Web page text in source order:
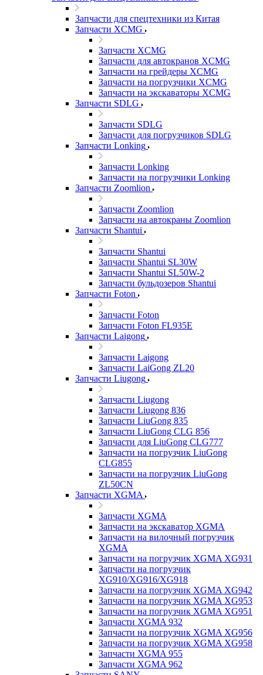
Запчасти для спецтехники из Китая
Запчасти XCMG
Запчасти XCMG
Запчасти для автокранов XCMG
Запчасти на грейдеры XCMG
Запчасти на погрузчики XCMG
Запчасти на экскаваторы XCMG
Запчасти SDLG
Запчасти SDLG
Запчасти для погрузчиков SDLG
Запчасти Lonking
Запчасти Lonking
Запчасти на погрузчики Lonking
Запчасти Zoomlion
Запчасти Zoomlion
Запчасти на автокраны Zoomlion
Запчасти Shantui
Запчасти Shantui
Запчасти Shantui SL30W
Запчасти Shantui SL50W-2
Запчасти бульдозеров Shantui
Запчасти Foton
Запчасти Foton
Запчасти Foton FL935E
Запчасти Laigong
Запчасти Laigong
Запчасти LaiGong ZL20
Запчасти Liugong
Запчасти Liugong
Запчасти Liugong 836
Запчасти LiuGong 835
Запчасти LiuGong CLG 856
Запчасти для LiuGong CLG777
Запчасти на погрузчик LiuGong
CLG855
Запчасти на погрузчик LiuGong
ZL50CN
Запчасти XGMA
Запчасти XGMA
Запчасти на экскаватор XGMA
Запчасти на вилочный погрузчик
XGMA
Запчасти на погрузчик XGMA XG931
Запчасти на погрузчик
XG910/XG916/XG918
Запчасти на погрузчик XGMA XG942
Запчасти на погрузчик XGMA XG953
Запчасти на погрузчик XGMA XG951
Запчасти XGMA 932
Запчасти на погрузчик XGMA XG956
Запчасти на погрузчик XGMA XG958
Запчасти XGMA 955
Запчасти XGMA 962